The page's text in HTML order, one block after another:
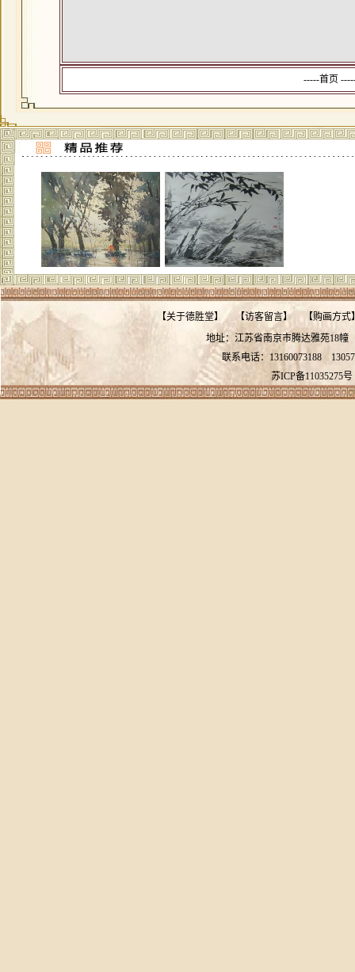
-----首页
【关于德胜堂】 【访客留言】 【购画方式
地址：江苏省南京市腾达雅苑
联系电话：13160073188
苏ICP备11035275号